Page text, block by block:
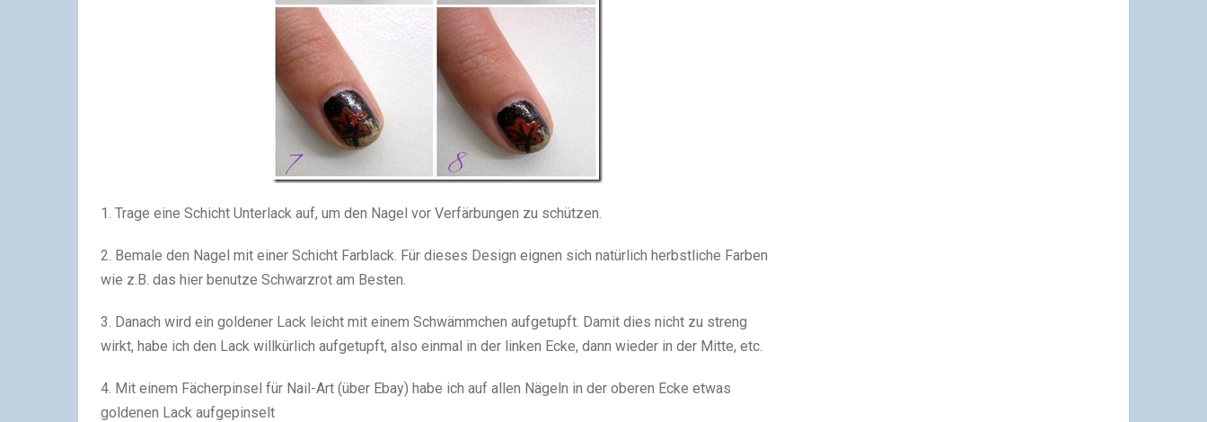
1. Trage eine Schicht Unterlack auf, um den Nagel vor Verfärbungen zu schützen.
2. Bemale den Nagel mit einer Schicht Farblack. Für dieses Design eignen sich natürlich herbstliche Farben
wie z.B. das hier benutze Schwarzrot am Besten.
3. Danach wird ein goldener Lack leicht mit einem Schwämmchen aufgetupft. Damit dies nicht zu streng
wirkt, habe ich den Lack willkürlich aufgetupft, also einmal in der linken Ecke, dann wieder in der Mitte, etc.
4. Mit einem Fächerpinsel für Nail-Art (über Ebay) habe ich auf allen Nägeln in der oberen Ecke etwas
goldenen Lack aufgepinselt